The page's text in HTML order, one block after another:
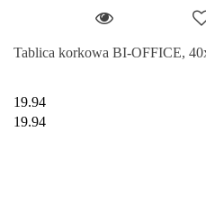
Tablica korkowa BI-OFFICE,
19.94
19.94